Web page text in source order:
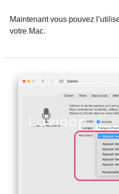
Maintenant vous pouvez
votre Mac.